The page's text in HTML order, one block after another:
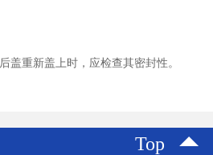
盖重新盖上时，应检查其密封性。
Top